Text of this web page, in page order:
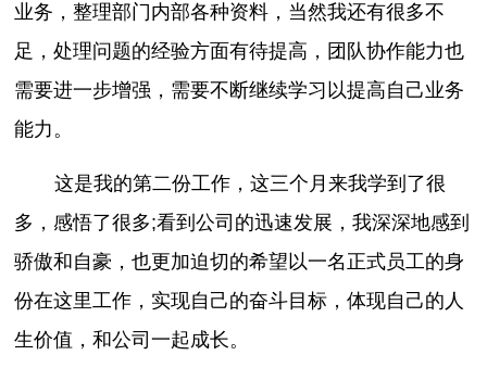
业务，整理部门内部各种资料，当然我还有很多不
足，处理问题的经验方面有待提高，团队协作能力也
需要进一步增强，需要不断继续学习以提高自己业务
能力。
这是我的第二份工作，这三个月来我学到了很
多，感悟了很多;看到公司的迅速发展，我深深地感到
骄傲和自豪，也更加迫切的希望以一名正式员工的身
份在这里工作，实现自己的奋斗目标，体现自己的人
生价值，和公司一起成长。